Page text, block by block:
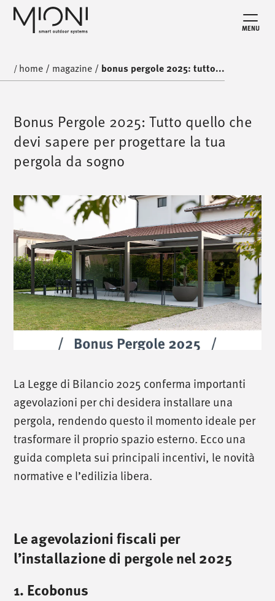
MENU
/home / magazine / bonus pergole 2025: tutto...
Bonus Pergole 2025: Tutto quello che
devi sapere per progettare la tua
pergola da sogno
La Legge di Bilancio 2025 conferma importanti
agevolazioni per chi desidera installare una
pergola, rendendo questo il momento ideale per
trasformare il proprio spazio esterno. Ecco una
guida completa sui principali incentivi, le novità
normative e l’edilizia libera.
Le agevolazioni fiscali per
l’installazione di pergole nel 2025
1. Ecobonus